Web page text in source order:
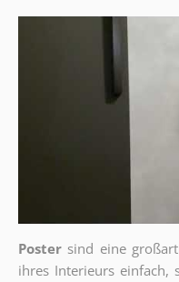
Poster sind eine
ihres Interieurs einfach,